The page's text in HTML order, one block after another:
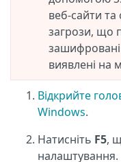
веб-сайти та
загрози, що
виявлені на
Відкрийте
Windows.
Натисніть F5,
налаштування.